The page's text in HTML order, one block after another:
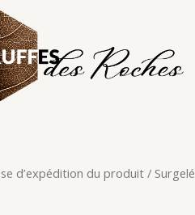
d’expédition du produit / Surgelé